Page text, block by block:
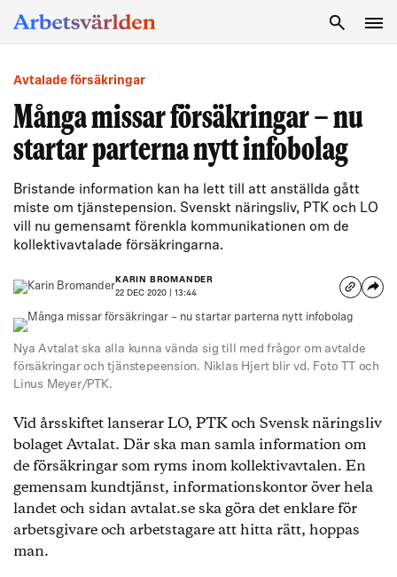
Avtalade försäkringar
Många missar försäkringar – nu
startar parterna nytt infobolag
Bristande information kan ha lett till att anställda gått
miste om tjänstepension. Svenskt näringsliv, PTK och LO
vill nu gemensamt förenkla kommunikationen om de
kollektivavtalade försäkringarna.
KARIN BROMANDER
22 DEC 2020 | 13:44
Nya Avtalat ska alla kunna vända sig till med frågor om avtalde
försäkringar och tjänstepeension. Niklas Hjert blir vd. Foto TT och
Linus Meyer/PTK.
Vid årsskiftet lanserar LO, PTK och Svensk näringsliv
bolaget Avtalat. Där ska man samla information om
de försäkringar som ryms inom kollektivavtalen. En
gemensam kundtjänst, informationskontor över hela
landet och sidan avtalat.se ska göra det enklare för
arbetsgivare och arbetstagare att hitta rätt, hoppas
man.